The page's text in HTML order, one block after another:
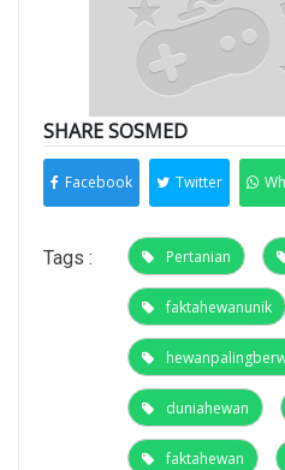
SHARE SOSMED
Facebook Twitter
Tags : Pertanian
faktahewanunik
duniahewan
faktahewan